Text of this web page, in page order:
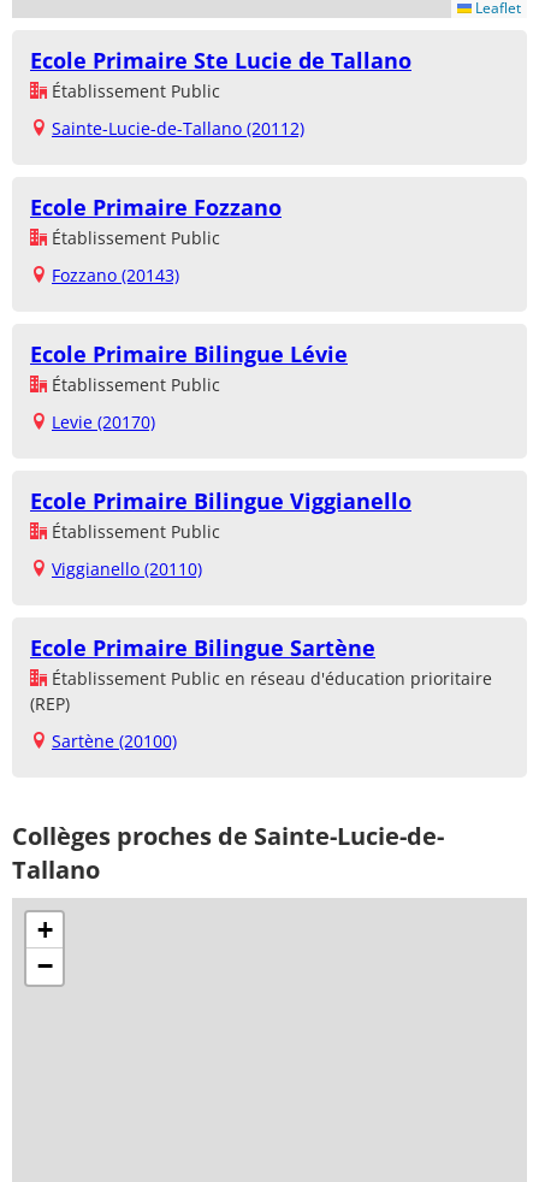
Leaflet
Ecole Primaire Ste Lucie de Tallano
Établissement Public
Sainte-Lucie-de-Tallano (20112)
Ecole Primaire Fozzano
Établissement Public
Fozzano (20143)
Ecole Primaire Bilingue Lévie
Établissement Public
Levie (20170)
Ecole Primaire Bilingue Viggianello
Établissement Public
Viggianello (20110)
Ecole Primaire Bilingue Sartène
Établissement Public en réseau d'éducation prioritaire
(REP)
Sartène (20100)
Collèges proches de Sainte-Lucie-de-
Tallano
+
−